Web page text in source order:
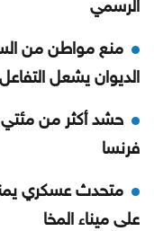
منع مواطن من
الديوان يشعل التفاعل
حشد أكثر من
فرنسا
متحدث عسكري
على ميناء المخا